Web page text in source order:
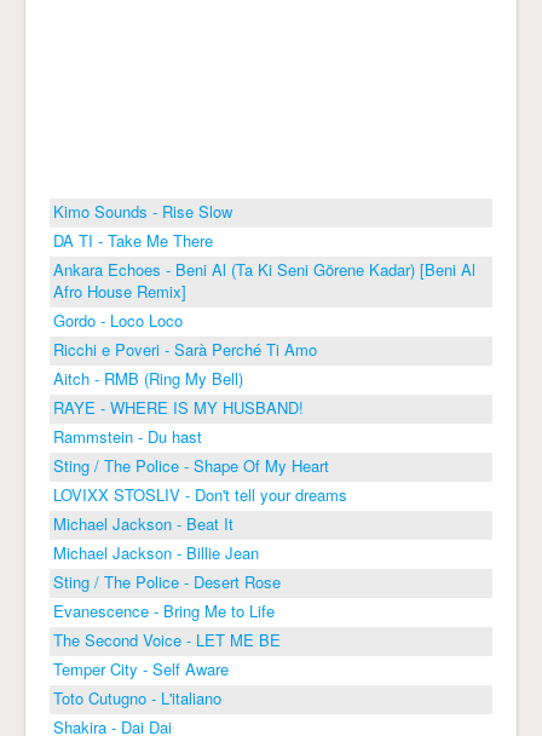
Kimo Sounds - Rise Slow
DA TI - Take Me There
Ankara Echoes - Beni Al (Ta Ki Seni Görene Kadar) [Beni Al
Afro House Remix]
Gordo - Loco Loco
Ricchi e Poveri - Sarà Perché Ti Amo
Aitch - RMB (Ring My Bell)
RAYE - WHERE IS MY HUSBAND!
Rammstein - Du hast
Sting / The Police - Shape Of My Heart
LOVIXX STOSLIV - Don't tell your dreams
Michael Jackson - Beat It
Michael Jackson - Billie Jean
Sting / The Police - Desert Rose
Evanescence - Bring Me to Life
The Second Voice - LET ME BE
Temper City - Self Aware
Toto Cutugno - L'italiano
Shakira - Dai Dai